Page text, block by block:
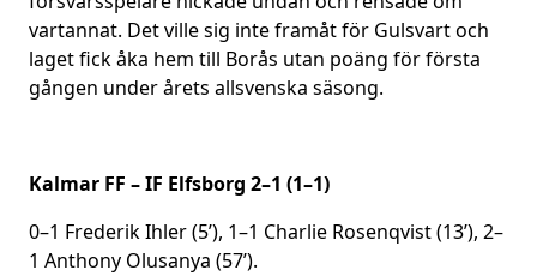
vartannat. Det ville sig inte framåt för Gulsvart och
laget fick åka hem till Borås utan poäng för första
gången under årets allsvenska säsong.
Kalmar FF – IF Elfsborg 2–1 (1–1)
0–1 Frederik Ihler (5’), 1–1 Charlie Rosenqvist (13’), 2–
1 Anthony Olusanya (57’).